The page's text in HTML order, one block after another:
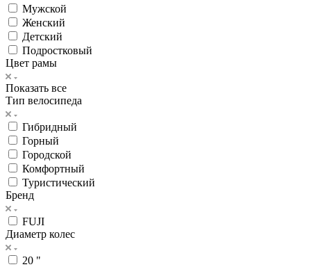
Мужской
Женский
Детский
Подростковый
Цвет рамы
Показать все
Тип велосипеда
Гибридный
Горный
Городской
Комфортный
Туристический
Бренд
FUJI
Диаметр колес
20 "